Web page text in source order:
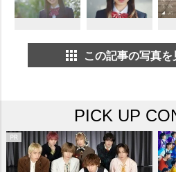
この記事の写真を
PICK UP